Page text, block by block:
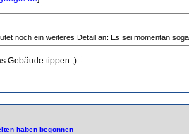
noch ein weiteres Detail an: Es sei momentan
Gebäude tippen ;)
haben begonnen